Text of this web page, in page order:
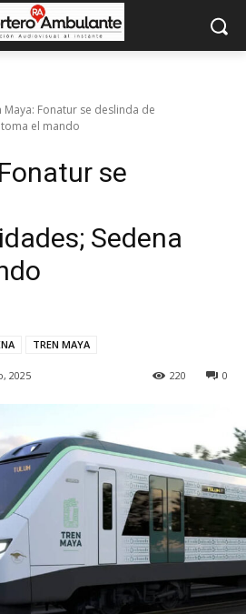
Maya: Fonatur se deslinda de
el mando
se
Sedena
TREN MAYA
2025 0
220